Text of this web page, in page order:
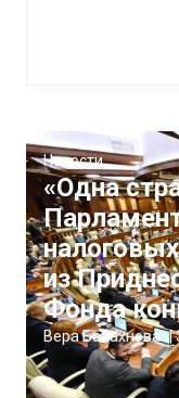
Новости
«Одна
из
Фонда
Вера Балахнова |